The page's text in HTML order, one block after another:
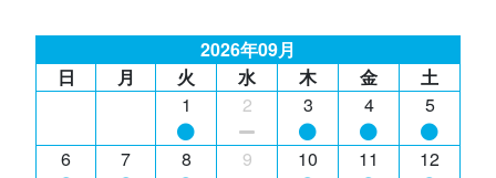
2026年09月
日
月 火 水 木 金
土
1
2 3 4 5
6 7 8 9 10 11 12